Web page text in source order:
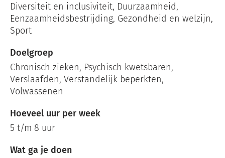
Diversiteit en inclusiviteit, Duurzaamheid,
Eenzaamheidsbestrijding, Gezondheid en welzijn,
Sport
Doelgroep
Chronisch zieken, Psychisch kwetsbaren,
Verslaafden, Verstandelijk beperkten,
Volwassenen
Hoeveel uur per week
5 t/m 8 uur
Wat ga je doen